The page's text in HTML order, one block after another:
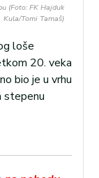
(Foto: FK Hajduk
Kula/Tomi Tamaš)
loše
20. veka
bio je u vrhu
stepenu